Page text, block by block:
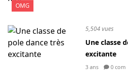
OMG
5,504 vues
Une classe
excitante
3 ans 0 com